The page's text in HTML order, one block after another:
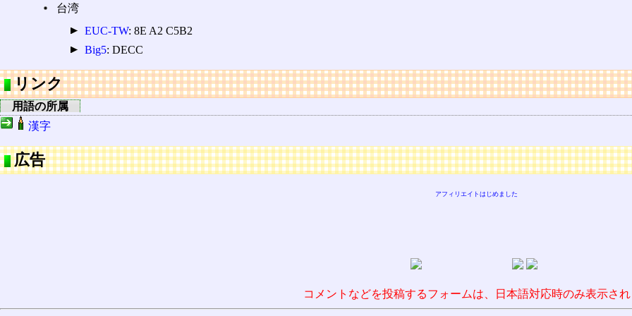
台湾
EUC-TW: 8E A2 C5B2
Big5: DECC
リンク
用語の所属
漢字
広告
アフィリエイトはじめました
コメントなどを投稿するフォームは、日本語対応時のみ表示さ